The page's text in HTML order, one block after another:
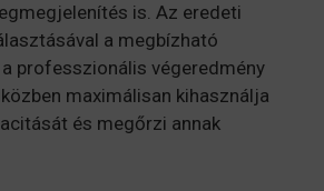
is. Az eredeti
a megbízható
professzionális végeredmény
maximálisan kihasználja
és megőrzi annak